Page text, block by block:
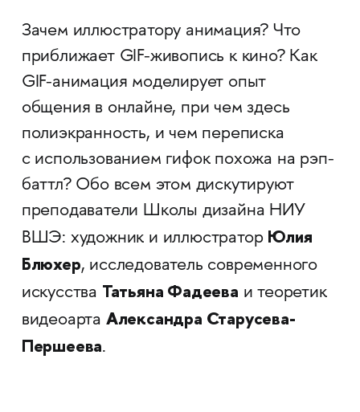
Зачем иллюстратору анимация? Что
приближает GIF-живопись к кино? Как
GIF-анимация моделирует опыт
общения в онлайне, при чем здесь
полиэкранность, и чем переписка
с использованием гифок похожа на рэп-
баттл? Обо всем этом дискутируют
преподаватели Школы дизайна НИУ
ВШЭ: художник и иллюстратор Юлия
Блюхер, исследователь современного
искусства Татьяна Фадеева и теоретик
видеоарта Александра Старусева-
Першеева.